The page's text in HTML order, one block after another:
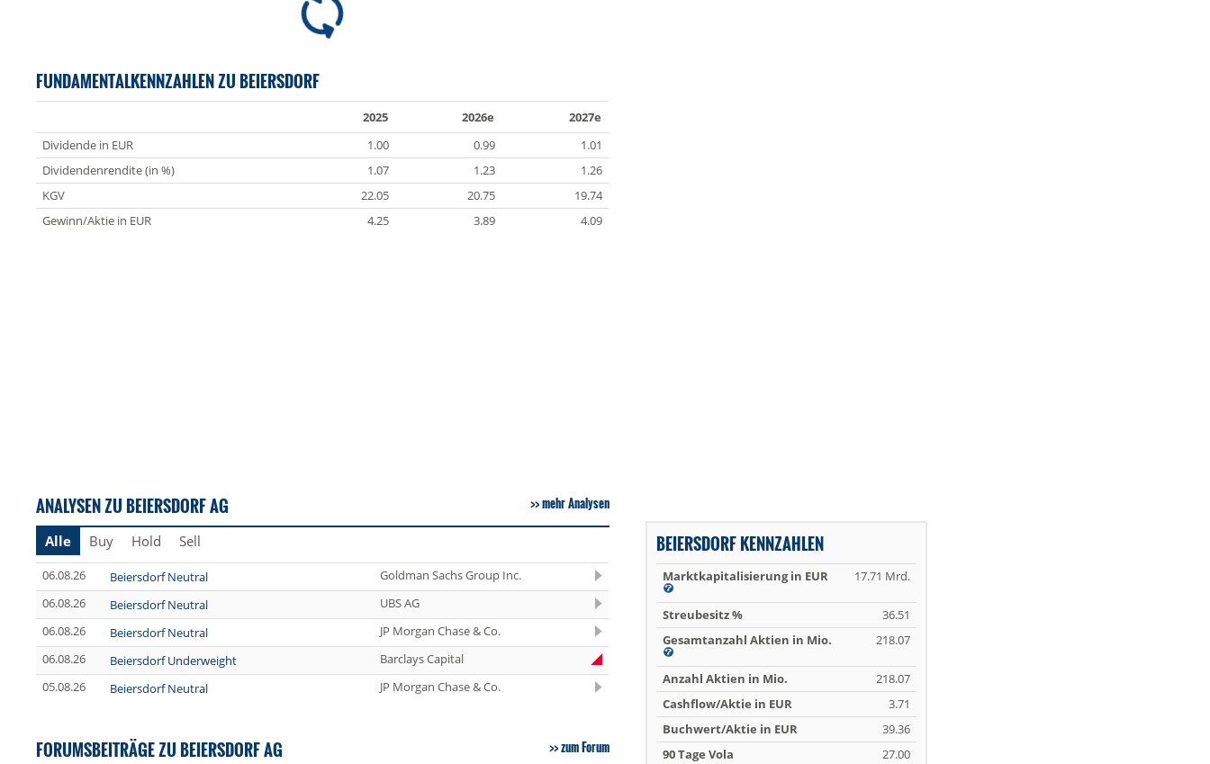
FUNDAMENTALKENNZAHLEN ZU BEIERSDORF
2025 2026e
2027e
Dividende in EUR
1.00 0.99
1.01
Dividendenrendite (in %)
1.07 1.23
1.26
KGV
22.05 20.75
19.74
Gewinn/Aktie in EUR
4.25 3.89 4.09
ANALYSEN ZU BEIERSDORF AG mehr Analysen
Alle Buy Hold Sell
06.08.26 Beiersdorf Neutral
Goldman Sachs Group Inc.
06.08.26
Beiersdorf Neutral
UBS AG
06.08.26
Beiersdorf Neutral
JP Morgan Chase & Co.
06.08.26
Beiersdorf Underweight
Barclays Capital
05.08.26
Beiersdorf Neutral JP Morgan Chase & Co.
FORUMSBEITRÄGE ZU BEIERSDORF AG zum Forum
BEIERSDORF KENNZAHLEN
Marktkapitalisierung in EUR 17.71 Mrd.
Streubesitz %
36.51
Gesamtanzahl Aktien in Mio.
218.07
Anzahl Aktien in Mio.
218.07
Cashflow/Aktie in EUR
3.71
Buchwert/Aktie in EUR
39.36
90 Tage Vola
27.00